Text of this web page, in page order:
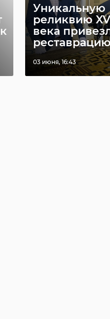
Уникальную
реликвию
века
03 июня, 16:43